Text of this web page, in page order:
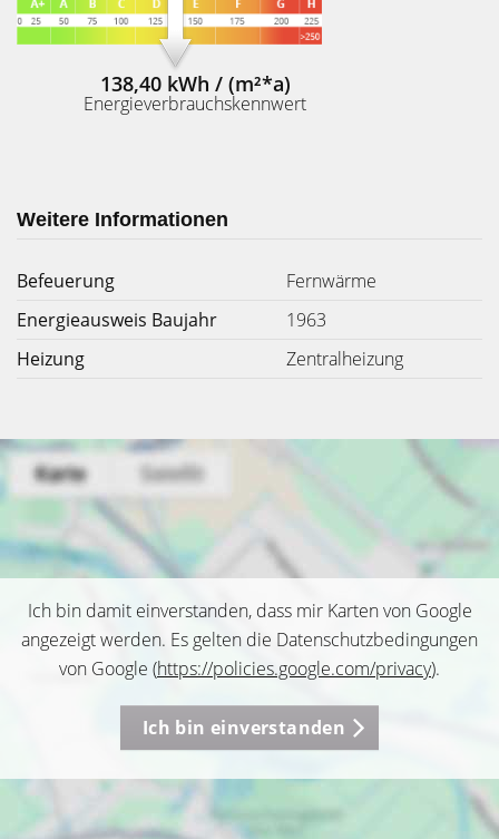
138,40 kWh / (m²*a)
Energieverbrauchskennwert
Weitere Informationen
Befeuerung
Fernwärme
Energieausweis Baujahr
1963
Heizung
Zentralheizung
Ich bin damit einverstanden, dass mir Karten von Google
angezeigt werden. Es gelten die Datenschutzbedingungen
von Google (https://policies.google.com/privacy).
Ich bin einverstanden